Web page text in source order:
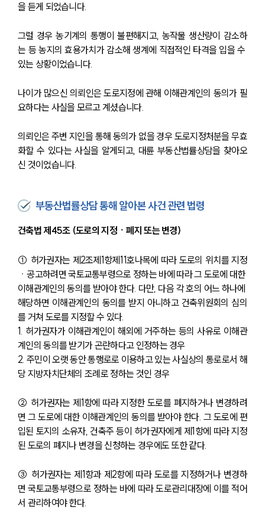
을 듣게 되었습니다.
그럴 경우 농기계의 통행이 불편해지고, 농작물 생산량이 감소하
는 등 농지의 효용가치가 감소해 생계에 직접적인 타격을 입을 수
있는 상황이었습니다.
나이가 많으신 의뢰인은 도로지정에 관해 이해관계인의 동의가 필
요하다는 사실을 모르고 계셨습니다.
의뢰인은 주변 지인을 통해 동의가 없을 경우 도로지정처분을 무효
화할 수 있다는 사실을 알게되고, 대륜 부동산법률상담을 찾아오
신 것이었습니다.
부동산법률상담 통해 알아본 사건 관련 법령
건축법 제45조 (도로의 지정ㆍ폐지 또는 변경)
① 허가권자는 제2조제1항제11호나목에 따라 도로의 위치를 지정
ㆍ공고하려면 국토교통부령으로 정하는 바에 따라 그 도로에 대한
이해관계인의 동의를 받아야 한다. 다만, 다음 각 호의 어느 하나에
해당하면 이해관계인의 동의를 받지 아니하고 건축위원회의 심의
를 거쳐 도로를 지정할 수 있다.
1. 허가권자가 이해관계인이 해외에 거주하는 등의 사유로 이해관
계인의 동의를 받기가 곤란하다고 인정하는 경우
2. 주민이 오랫 동안 통행로로 이용하고 있는 사실상의 통로로서 해
당 지방자치단체의 조례로 정하는 것인 경우
② 허가권자는 제1항에 따라 지정한 도로를 폐지하거나 변경하려
면 그 도로에 대한 이해관계인의 동의를 받아야 한다. 그 도로에 편
입된 토지의 소유자, 건축주 등이 허가권자에게 제1항에 따라 지정
된 도로의 폐지나 변경을 신청하는 경우에도 또한 같다.
③ 허가권자는 제1항과 제2항에 따라 도로를 지정하거나 변경하
면 국토교통부령으로 정하는 바에 따라 도로관리대장에 이를 적어
서 관리하여야 한다.